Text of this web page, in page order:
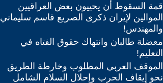
قمة السقوط أن يحييون بعض العراقيين
الموالين لإيران ذكرى الصريع قاسم سليماني
والمهندس!
معضلة طالبان وانتهاك حقوق الفتاه في
التعليم!
الموقف العربي المطلوب وخارطة الطريق
نحو إيقاف الحرب وإحلال السلام الشامل